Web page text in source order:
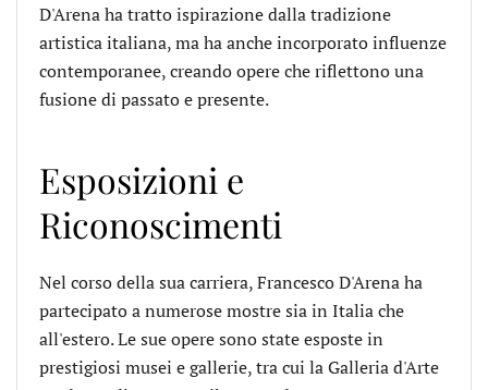
D'Arena ha tratto ispirazione dalla tradizione
artistica italiana, ma ha anche incorporato influenze
contemporanee, creando opere che riflettono una
fusione di passato e presente.
Esposizioni e
Riconoscimenti
Nel corso della sua carriera, Francesco D'Arena ha
partecipato a numerose mostre sia in Italia che
all'estero. Le sue opere sono state esposte in
prestigiosi musei e gallerie, tra cui la Galleria d'Arte